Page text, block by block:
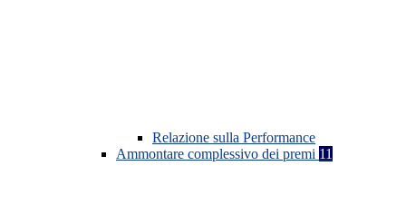
Relazione sulla Performance
Ammontare complessivo dei premi 11